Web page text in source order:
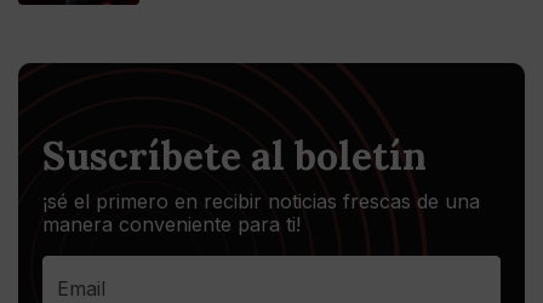
Suscríbete al boletín
¡sé el primero en recibir noticias frescas de una
manera conveniente para ti!